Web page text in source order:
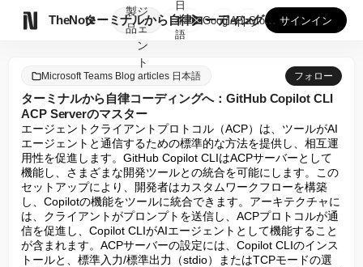
TheNote
製
品
ジ
ェ
ン
ト
ターミナルから自律コーディングへ：GitHub Copilo...
日
本
語
GooglePlay
AppStore サインイン
Microsoft Teams Blog articles 日本語 フォロー
ターミナルから自律コーディングへ：GitHub Copilot CLI
ACP Serverのマスター
エージェントクライアントプロトコル（ACP）は、ツールがAI
エージェントと通信するための標準的な方法を提供し、相互運
用性を促進します。GitHub Copilot CLIはACPサーバーとして
機能し、さまざまな開発ツールとの統合を可能にします。この
セットアップにより、開発者はカスタムワークフローを構築
し、Copilotの機能をツールに統合できます。アーキテクチャに
は、クライアントがプロンプトを送信し、ACPプロトコルが通
信を促進し、Copilot CLIがAIエージェントとして機能すること
が含まれます。ACPサーバーの設定には、Copilot CLIのインス
トールと、標準入力/標準出力（stdio）またはTCPモードの選